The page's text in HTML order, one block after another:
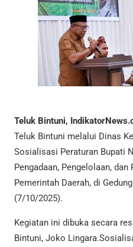
Teluk Bintuni,
Teluk Bintuni melalui Dinas
Sosialisasi Peraturan Bupati
Pengadaan, Pengelolaan, dan
Pemerintah Daerah, di
(7/10/2025).
Kegiatan ini dibuka secara
Bintuni, Joko